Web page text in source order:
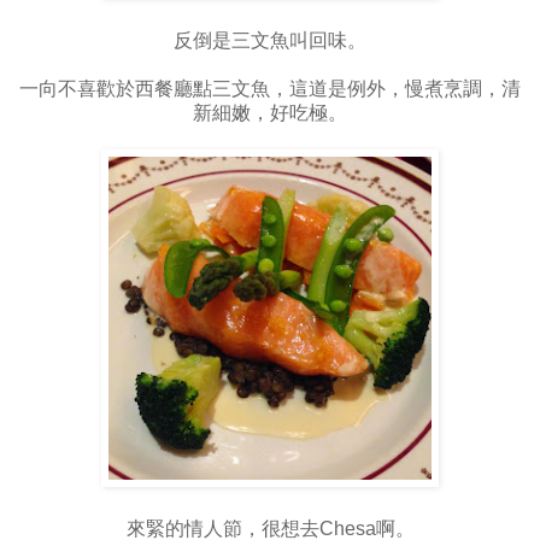
反倒是三文魚叫回味。
一向不喜歡於西餐廳點三文魚，這道是例外，慢煮烹調，清
新細嫩，好吃極。
來緊的情人節，很想去Chesa啊。